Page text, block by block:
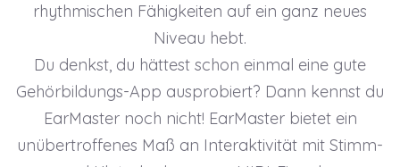
rhythmischen Fähigkeiten auf ein ganz neues
Niveau hebt.
Du denkst, du hättest schon einmal eine gute
Gehörbildungs-App ausprobiert? Dann kennst du
EarMaster noch nicht! EarMaster bietet ein
unübertroffenes Maß an Interaktivität mit Stimm-